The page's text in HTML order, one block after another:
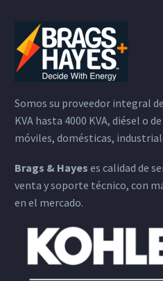
Somos su proveedor integral
KVA hasta 4000 KVA, diésel o
móviles, domésticas,
Brags & Hayes es calidad de
venta y soporte técnico, con
en el mercado.